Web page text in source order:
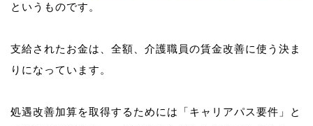
というものです。
支給されたお金は、全額、介護職員の賃金改善に使う決ま
りになっています。
処遇改善加算を取得するためには「キャリアパス要件」と